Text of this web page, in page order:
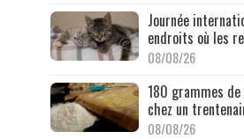
Journée
endroits où les
08/08/26
180 grammes
chez un
08/08/26